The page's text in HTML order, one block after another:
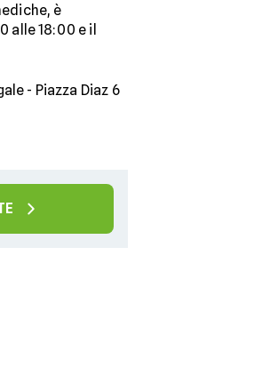
è
18:00 e il
- Piazza Diaz 6